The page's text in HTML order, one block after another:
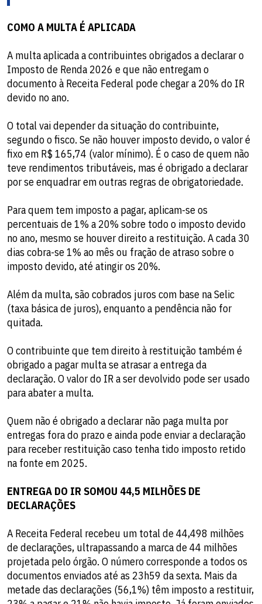
COMO A MULTA É APLICADA
A multa aplicada a contribuintes obrigados a declarar o
Imposto de Renda 2026 e que não entregam o
documento à Receita Federal pode chegar a 20% do IR
devido no ano.
O total vai depender da situação do contribuinte,
segundo o fisco. Se não houver imposto devido, o valor é
fixo em R$ 165,74 (valor mínimo). É o caso de quem não
teve rendimentos tributáveis, mas é obrigado a declarar
por se enquadrar em outras regras de obrigatoriedade.
Para quem tem imposto a pagar, aplicam-se os
percentuais de 1% a 20% sobre todo o imposto devido
no ano, mesmo se houver direito a restituição. A cada 30
dias cobra-se 1% ao mês ou fração de atraso sobre o
imposto devido, até atingir os 20%.
Além da multa, são cobrados juros com base na Selic
(taxa básica de juros), enquanto a pendência não for
quitada.
O contribuinte que tem direito à restituição também é
obrigado a pagar multa se atrasar a entrega da
declaração. O valor do IR a ser devolvido pode ser usado
para abater a multa.
Quem não é obrigado a declarar não paga multa por
entregas fora do prazo e ainda pode enviar a declaração
para receber restituição caso tenha tido imposto retido
na fonte em 2025.
ENTREGA DO IR SOMOU 44,5 MILHÕES DE
DECLARAÇÕES
A Receita Federal recebeu um total de 44,498 milhões
de declarações, ultrapassando a marca de 44 milhões
projetada pelo órgão. O número corresponde a todos os
documentos enviados até as 23h59 da sexta. Mais da
metade das declarações (56,1%) têm imposto a restituir,